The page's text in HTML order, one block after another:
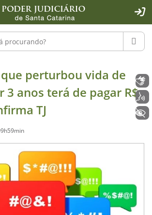
de acessibilidade - Rybená
inicial
portal
perturbou vida de
perturbou vida de
anos terá de pagar R$
TJ
Libras
Voz